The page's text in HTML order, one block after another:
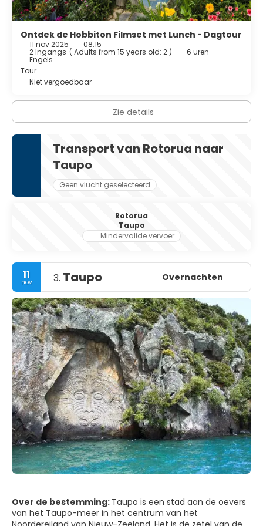
Ontdek de Hobbiton Filmset met Lunch - Dagtour
11 nov 2025 08:15
2 Ingangs ( Adults from 15 years old: 2 ) 6 uren
Engels
Tour
Niet vergoedbaar
Zie details
Transport van Rotorua naar
Taupo
Geen vlucht geselecteerd
Rotorua
Taupo
Mindervalide vervoer
11
nov 3. Taupo Overnachten
Over de bestemming: Taupo is een stad aan de oevers
van het Taupo-meer in het centrum van het